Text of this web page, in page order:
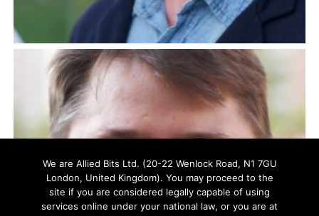
We are Allied Bits Ltd. (20-22 Wenlock Road, N1 7GU
London, United Kingdom). You may proceed to the
site if you are considered legally capable of using
services online under your national law, or you are at